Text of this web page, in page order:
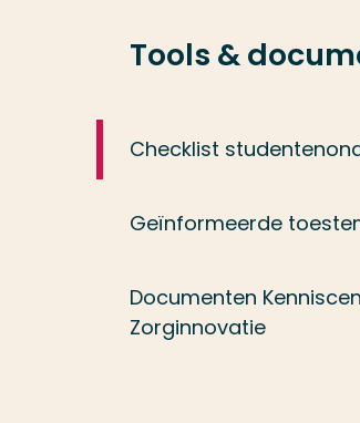
Tools &
Checklist
Geïnformeerde
Documenten
Zorginnovatie